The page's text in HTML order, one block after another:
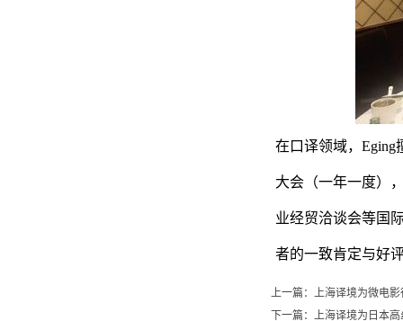
在口译领域，Eging
大会（一年一度）
业经贸洽谈会等国
者的一致肯定与好
上一篇： 上海译境为微电
下一篇： 上海译境为日本